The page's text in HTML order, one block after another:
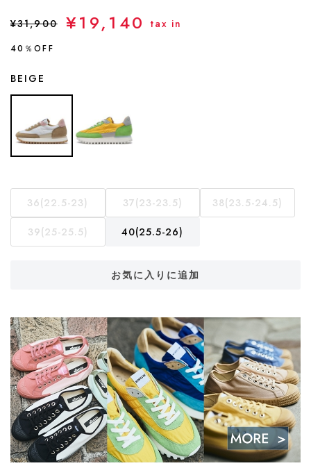
¥31,900 ¥19,140 tax in
40％OFF
BEIGE
36(22.5-23) 37(23-23.5) 38(23.5-24.5)
39(25-25.5) 40(25.5-26)
お気に入りに追加